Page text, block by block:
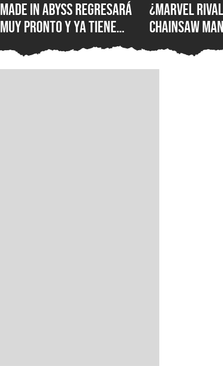
Made in Abyss regresará
muy pronto y ya tiene
ventana de estreno, la
nueva película llegará a
¿Marvel
Chainsaw
comparan a
Demonio